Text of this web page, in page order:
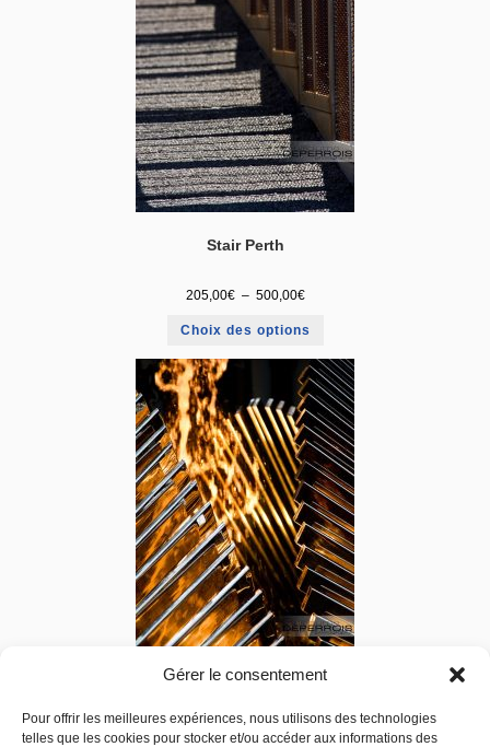
Gérer le consentement
Pour offrir les meilleures expériences, nous utilisons des technologies
telles que les cookies pour stocker et/ou accéder aux informations des
Stair Perth
205,00€ – 500,00€
Choix des options
Flame Toronto